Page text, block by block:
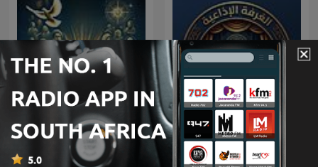
Historias Bíblicas Y
Películas
مسلسلات سورية وعربية